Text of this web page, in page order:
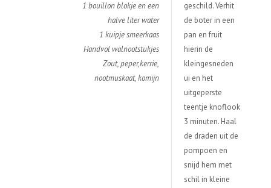
1 bouillon blokje en een
halve liter water
1 kuipje smeerkaas
Handvol walnootstukjes
Zout, peper,kerrie,
nootmuskaat, komijn
geschild. Verhit
de boter in een
pan en fruit
hierin de
kleingesneden
ui en het
uitgeperste
teentje knoflook
3 minuten. Haal
de draden uit de
pompoen en
snijd hem met
schil in kleine